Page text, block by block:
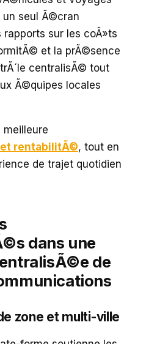
un seul Ã©cran
sur les coÃ»ts
et la prÃ©sence
centralisÃ© tout
Ã©quipes locales
meilleure
et rentabilitÃ©, tout en
de trajet quotidien
dans une
de
zone et multi-ville